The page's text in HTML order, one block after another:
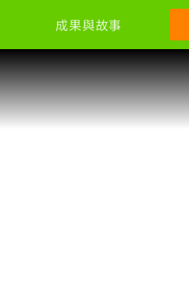
成果與故事